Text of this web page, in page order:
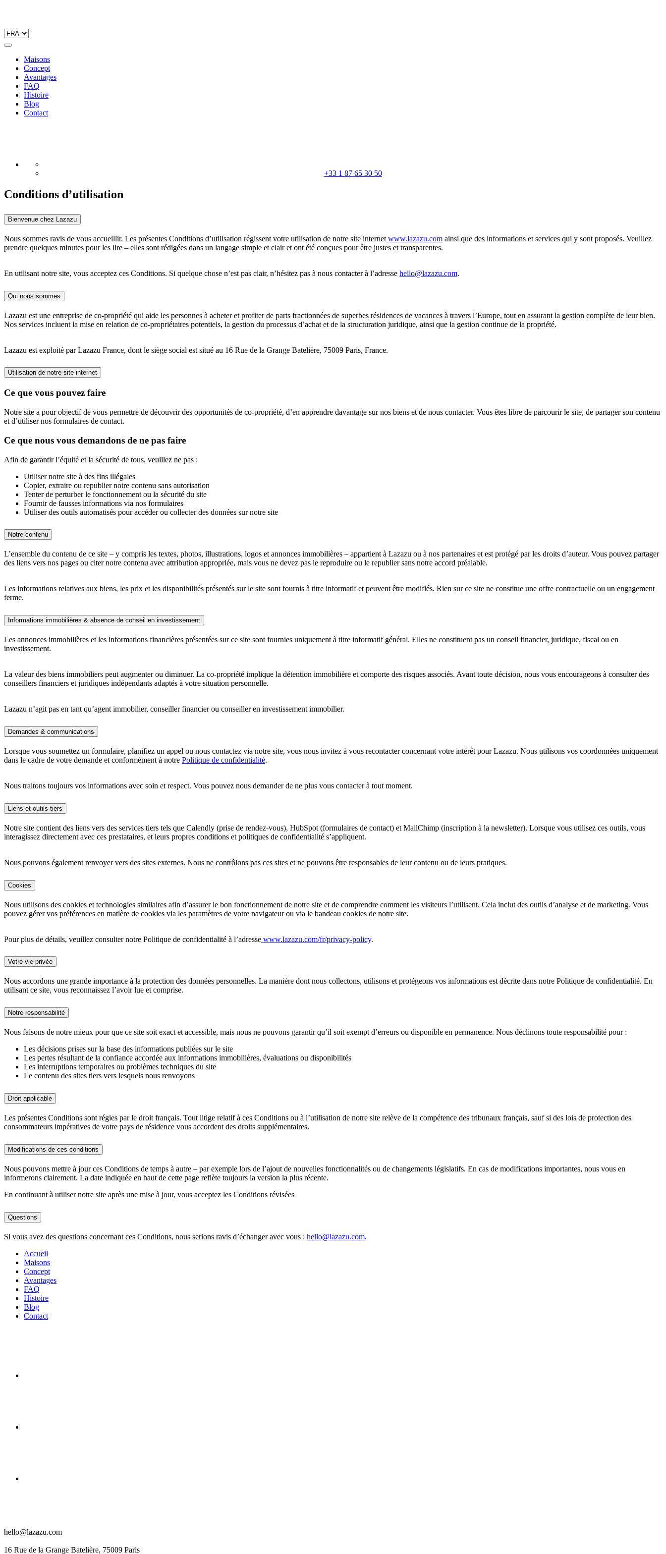
Maisons
Concept
Avantages
FAQ
Histoire
Blog
Contact
+33 1 87 65 30 50
Conditions d’utilisation
Bienvenue chez Lazazu
Nous sommes ravis de vous accueillir. Les présentes Conditions d’utilisation régissent votre utilisation de notre site internet www.lazazu.com ainsi que des informations et services qui y sont proposés. Veuillez
prendre quelques minutes pour les lire – elles sont rédigées dans un langage simple et clair et ont été conçues pour être justes et transparentes.
En utilisant notre site, vous acceptez ces Conditions. Si quelque chose n’est pas clair, n’hésitez pas à nous contacter à l’adresse hello@lazazu.com.
Qui nous sommes
Lazazu est une entreprise de co-propriété qui aide les personnes à acheter et profiter de parts fractionnées de superbes résidences de vacances à travers l’Europe, tout en assurant la gestion complète de leur bien.
Nos services incluent la mise en relation de co-propriétaires potentiels, la gestion du processus d’achat et de la structuration juridique, ainsi que la gestion continue de la propriété.
Lazazu est exploité par Lazazu France, dont le siège social est situé au 16 Rue de la Grange Batelière, 75009 Paris, France.
Utilisation de notre site internet
Ce que vous pouvez faire
Notre site a pour objectif de vous permettre de découvrir des opportunités de co-propriété, d’en apprendre davantage sur nos biens et de nous contacter. Vous êtes libre de parcourir le site, de partager son contenu
et d’utiliser nos formulaires de contact.
Ce que nous vous demandons de ne pas faire
Afin de garantir l’équité et la sécurité de tous, veuillez ne pas :
Utiliser notre site à des fins illégales
Copier, extraire ou republier notre contenu sans autorisation
Tenter de perturber le fonctionnement ou la sécurité du site
Fournir de fausses informations via nos formulaires
Utiliser des outils automatisés pour accéder ou collecter des données sur notre site
Notre contenu
L’ensemble du contenu de ce site – y compris les textes, photos, illustrations, logos et annonces immobilières – appartient à Lazazu ou à nos partenaires et est protégé par les droits d’auteur. Vous pouvez partager
des liens vers nos pages ou citer notre contenu avec attribution appropriée, mais vous ne devez pas le reproduire ou le republier sans notre accord préalable.
Les informations relatives aux biens, les prix et les disponibilités présentés sur le site sont fournis à titre informatif et peuvent être modifiés. Rien sur ce site ne constitue une offre contractuelle ou un engagement
ferme.
Informations immobilières & absence de conseil en investissement
Les annonces immobilières et les informations financières présentées sur ce site sont fournies uniquement à titre informatif général. Elles ne constituent pas un conseil financier, juridique, fiscal ou en
investissement.
La valeur des biens immobiliers peut augmenter ou diminuer. La co-propriété implique la détention immobilière et comporte des risques associés. Avant toute décision, nous vous encourageons à consulter des
conseillers financiers et juridiques indépendants adaptés à votre situation personnelle.
Lazazu n’agit pas en tant qu’agent immobilier, conseiller financier ou conseiller en investissement immobilier.
Demandes & communications
Lorsque vous soumettez un formulaire, planifiez un appel ou nous contactez via notre site, vous nous invitez à vous recontacter concernant votre intérêt pour Lazazu. Nous utilisons vos coordonnées uniquement
dans le cadre de votre demande et conformément à notre Politique de confidentialité.
Nous traitons toujours vos informations avec soin et respect. Vous pouvez nous demander de ne plus vous contacter à tout moment.
Liens et outils tiers
Notre site contient des liens vers des services tiers tels que Calendly (prise de rendez-vous), HubSpot (formulaires de contact) et MailChimp (inscription à la newsletter). Lorsque vous utilisez ces outils, vous
interagissez directement avec ces prestataires, et leurs propres conditions et politiques de confidentialité s’appliquent.
Nous pouvons également renvoyer vers des sites externes. Nous ne contrôlons pas ces sites et ne pouvons être responsables de leur contenu ou de leurs pratiques.
Cookies
Nous utilisons des cookies et technologies similaires afin d’assurer le bon fonctionnement de notre site et de comprendre comment les visiteurs l’utilisent. Cela inclut des outils d’analyse et de marketing. Vous
pouvez gérer vos préférences en matière de cookies via les paramètres de votre navigateur ou via le bandeau cookies de notre site.
Pour plus de détails, veuillez consulter notre Politique de confidentialité à l’adresse www.lazazu.com/fr/privacy-policy.
Votre vie privée
Nous accordons une grande importance à la protection des données personnelles. La manière dont nous collectons, utilisons et protégeons vos informations est décrite dans notre Politique de confidentialité. En
utilisant ce site, vous reconnaissez l’avoir lue et comprise.
Notre responsabilité
Nous faisons de notre mieux pour que ce site soit exact et accessible, mais nous ne pouvons garantir qu’il soit exempt d’erreurs ou disponible en permanence. Nous déclinons toute responsabilité pour :
Les décisions prises sur la base des informations publiées sur le site
Les pertes résultant de la confiance accordée aux informations immobilières, évaluations ou disponibilités
Les interruptions temporaires ou problèmes techniques du site
Le contenu des sites tiers vers lesquels nous renvoyons
Droit applicable
Les présentes Conditions sont régies par le droit français. Tout litige relatif à ces Conditions ou à l’utilisation de notre site relève de la compétence des tribunaux français, sauf si des lois de protection des
consommateurs impératives de votre pays de résidence vous accordent des droits supplémentaires.
Modifications de ces conditions
Nous pouvons mettre à jour ces Conditions de temps à autre – par exemple lors de l’ajout de nouvelles fonctionnalités ou de changements législatifs. En cas de modifications importantes, nous vous en
informerons clairement. La date indiquée en haut de cette page reflète toujours la version la plus récente.
En continuant à utiliser notre site après une mise à jour, vous acceptez les Conditions révisées
Questions
Si vous avez des questions concernant ces Conditions, nous serions ravis d’échanger avec vous : hello@lazazu.com.
Accueil
Maisons
Concept
Avantages
FAQ
Histoire
Blog
Contact
hello@lazazu.com
16 Rue de la Grange Batelière, 75009 Paris